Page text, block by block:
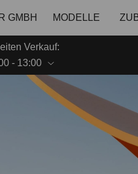
GMBH MODELLE
Verkauf:
- 13:00